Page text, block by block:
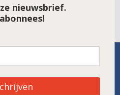
nieuwsbrief.